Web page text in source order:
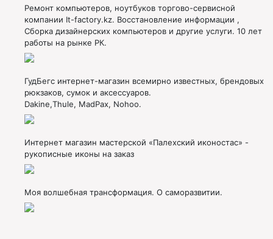
Ремонт компьютеров, ноутбуков торгово-сервисной
компании It-factory.kz. Восстановление информации ,
Сборка дизайнерских компьютеров и другие услуги. 10 лет
работы на рынке РК.
ГудБегс интернет-магазин всемирно известных, брендовых
рюкзаков, сумок и аксессуаров.
Dakine,Thule, MadPax, Nohoo.
Интернет магазин мастерской «Палехский иконостас» -
рукописные иконы на заказ
Моя волшебная трансформация. О саморазвитии.